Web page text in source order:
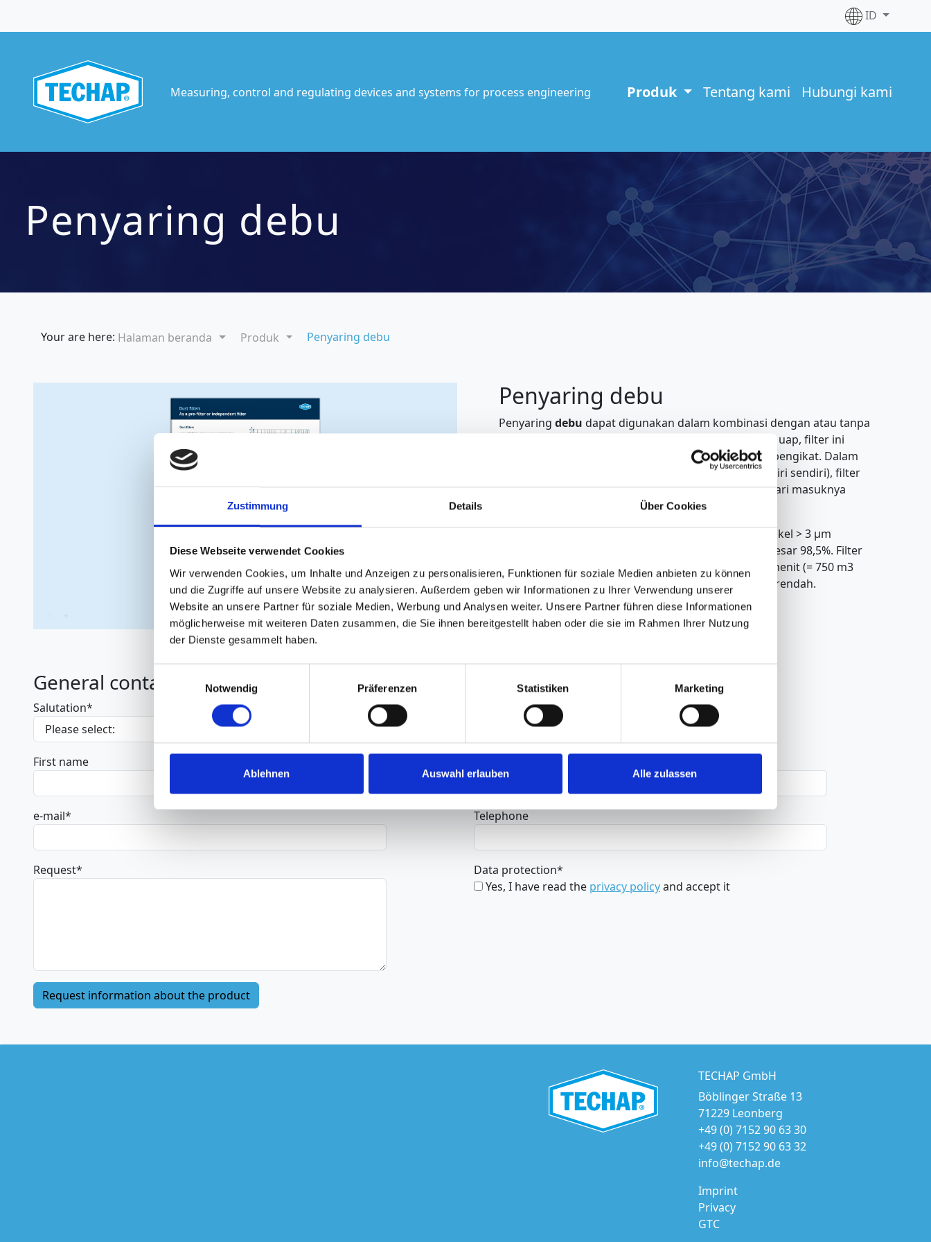
Zustimmung Details Über Cookies
Diese Webseite verwendet Cookies
Wir verwenden Cookies, um Inhalte und Anzeigen zu personalisieren, Funktionen für soziale Medien anbieten zu können
und die Zugriffe auf unsere Website zu analysieren. Außerdem geben wir Informationen zu Ihrer Verwendung unserer
Website an unsere Partner für soziale Medien, Werbung und Analysen weiter. Unsere Partner führen diese Informationen
möglicherweise mit weiteren Daten zusammen, die Sie ihnen bereitgestellt haben oder die sie im Rahmen Ihrer Nutzung
der Dienste gesammelt haben.
Notwendig
Präferenzen Statistiken Marketing
Ablehnen Auswahl erlauben Alle zulassen
ID
Measuring, control and regulating devices and systems for process engineering Produk Tentang kami Hubungi kami
Penyaring debu
Your are here: Halaman beranda Produk Penyaring debu
Penyaring debu
Penyaring debu dapat digunakan dalam kombinasi dengan atau tanpa
pengunci uap. Jika dikombinasikan dengan pengunci uap, filter ini
mencegah potensi masuknya debu ke dalam bahan pengikat. Dalam
aplikasi tanpa pengunci uap (sebagai filter yang berdiri sendiri), filter
ini digunakan untuk melindungi media non-agresif dari masuknya
Filter debu memiliki efisiensi filter untuk ukuran partikel > 3 µm
sebesar 99,9%, > 2 µm sebesar 99,6% dan > 1 µm sebesar 98,5%. Filter
debu tersedia untuk aliran volume hingga 12,5 m3 /menit (= 750 m3
/jam) dan ditandai dengan kehilangan tekanan yang rendah.
More info
General contact
Salutation*
First name
e-mail* Telephone
Request* Data protection*
Yes, I have read the privacy policyand accept it
TECHAP GmbH
Böblinger Straße 13
71229 Leonberg
+49 (0) 7152 90 63 30
+49 (0) 7152 90 63 32
info@techap.de
Imprint
Privacy
GTC